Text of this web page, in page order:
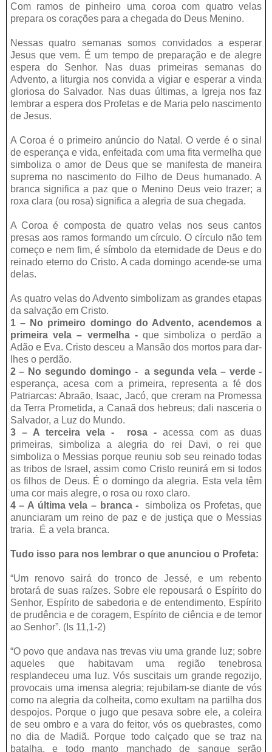
Com ramos de pinheiro uma coroa com quatro velas
prepara os corações para a chegada do Deus Menino.
Nessas quatro semanas somos convidados a esperar
Jesus que vem. É um tempo de preparação e de alegre
espera do Senhor. Nas duas primeiras semanas do
Advento, a liturgia nos convida a vigiar e esperar a vinda
gloriosa do Salvador. Nas duas últimas, a Igreja nos faz
lembrar a espera dos Profetas e de Maria pelo nascimento
de Jesus.
A Coroa é o primeiro anúncio do Natal. O verde é o sinal
de esperança e vida, enfeitada com uma fita vermelha que
simboliza o amor de Deus que se manifesta de maneira
suprema no nascimento do Filho de Deus humanado. A
branca significa a paz que o Menino Deus veio trazer; a
roxa clara (ou rosa) significa a alegria de sua chegada.
A Coroa é composta de quatro velas nos seus cantos
presas aos ramos formando um círculo. O círculo não tem
começo e nem fim, é símbolo da eternidade de Deus e do
reinado eterno do Cristo. A cada domingo acende-se uma
delas.
As quatro velas do Advento simbolizam as grandes etapas
da salvação em Cristo.
1 – No primeiro domingo do Advento, acendemos a
primeira vela – vermelha -que simboliza o perdão a
Adão e Eva. Cristo desceu a Mansão dos mortos para dar-
lhes o perdão.
2 – No segundo domingo - a segunda vela – verde -
esperança, acesa com a primeira, representa a fé dos
Patriarcas: Abraão, Isaac, Jacó, que creram na Promessa
da Terra Prometida, a Canaã dos hebreus; dali nasceria o
Salvador, a Luz do Mundo.
3 – A terceira vela - rosa -acessa com as duas
primeiras, simboliza a alegria do rei Davi, o rei que
simboliza o Messias porque reuniu sob seu reinado todas
as tribos de Israel, assim como Cristo reunirá em si todos
os filhos de Deus. É o domingo da alegria. Esta vela têm
uma cor mais alegre, o rosa ou roxo claro.
4 – A última vela – branca - simboliza os Profetas, que
anunciaram um reino de paz e de justiça que o Messias
traria. É a vela branca.
Tudo isso para nos lembrar o que anunciou o Profeta:
“Um renovo sairá do tronco de Jessé, e um rebento
brotará de suas raízes. Sobre ele repousará o Espírito do
Senhor, Espírito de sabedoria e de entendimento, Espírito
de prudência e de coragem, Espírito de ciência e de temor
ao Senhor”. (Is 11,1-2)
“O povo que andava nas trevas viu uma grande luz; sobre
aqueles que habitavam uma região tenebrosa
resplandeceu uma luz. Vós suscitais um grande regozijo,
provocais uma imensa alegria; rejubilam-se diante de vós
como na alegria da colheita, como exultam na partilha dos
despojos. Porque o jugo que pesava sobre ele, a coleira
de seu ombro e a vara do feitor, vós os quebrastes, como
no dia de Madiã. Porque todo calçado que se traz na
batalha, e todo manto manchado de sangue serão